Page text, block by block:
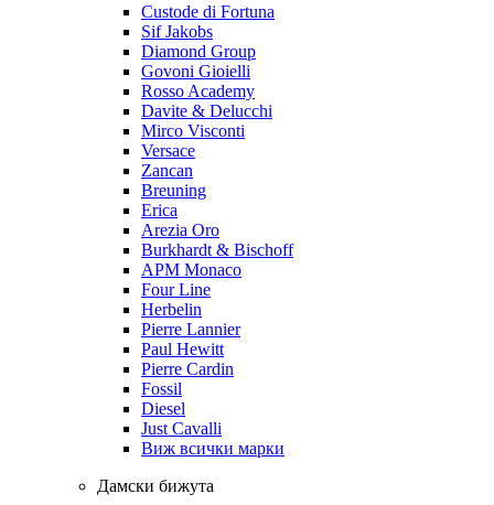
Custode di Fortuna
Sif Jakobs
Diamond Group
Govoni Gioielli
Rosso Academy
Davite & Delucchi
Mirco Visconti
Versace
Zancan
Breuning
Erica
Arezia Oro
Burkhardt & Bischoff
APM Monaco
Four Line
Herbelin
Pierre Lannier
Paul Hewitt
Pierre Cardin
Fossil
Diesel
Just Cavalli
Виж всички марки
Дамски бижута